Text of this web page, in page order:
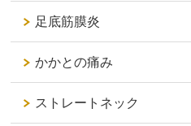
足底筋膜炎
かかとの痛み
ストレートネック